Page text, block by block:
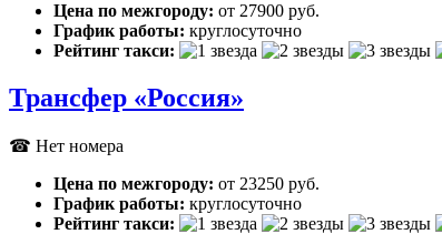
Цена по межгороду: от 27900 руб.
График работы: круглосуточно
Рейтинг такси:
Трансфер «Россия»
☎ Нет номера
Цена по межгороду: от 23250 руб.
График работы: круглосуточно
Рейтинг такси: